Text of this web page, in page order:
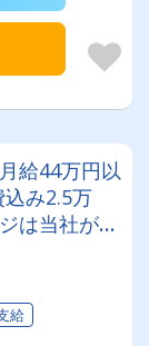
給44万円以
み2.5万
は当社が用
ハリをつ
◎「Gマー
済み★入社
♪♪
給